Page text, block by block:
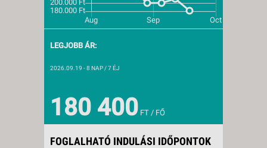
LEGJOBB ÁR:
2026.09.19 - 8 NAP / 7 ÉJ
180 400 FT / FŐ
FOGLALHATÓ INDULÁSI IDŐPONTOK